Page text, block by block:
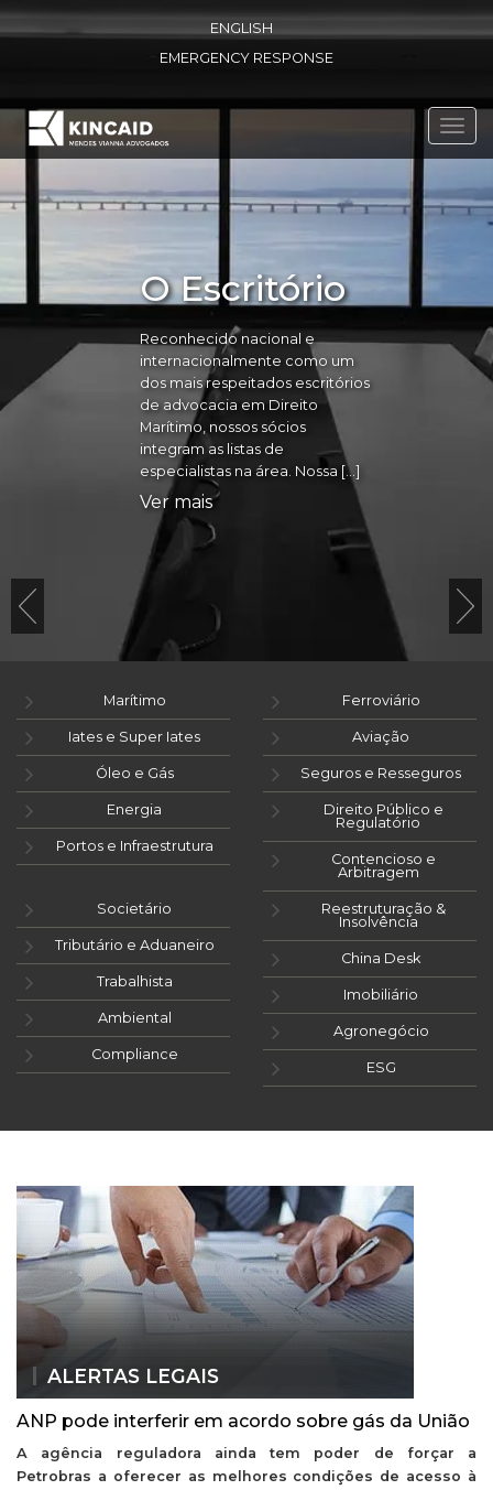
ENGLISH
EMERGENCY RESPONSE
O Escritório
Reconhecido nacional e
internacionalmente como um
dos mais respeitados escritórios
de advocacia em Direito
Marítimo, nossos sócios
integram as listas de
especialistas na área. Nossa […]
Ver mais
Marítimo
Iates e Super Iates
Óleo e Gás
Energia
Portos e Infraestrutura
Ferroviário
Aviação
Seguros e Resseguros
Direito Público e
Regulatório
Contencioso e
Arbitragem
Societário
Tributário e Aduaneiro
Trabalhista
Ambiental
Compliance
Reestruturação &
Insolvência
China Desk
Imobiliário
Agronegócio
ESG
ALERTAS LEGAIS
ANP pode interferir em acordo sobre gás da União
A agência reguladora ainda tem poder de forçar a
Petrobras a oferecer as melhores condições de acesso à